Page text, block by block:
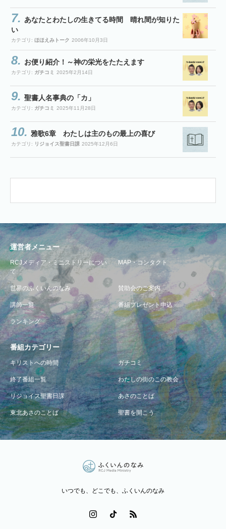
あなたとわたしの生きてる時間 晴れ間が知りた
い
カテゴリ: ほほえみトーク 2006年10月3日
お便り紹介！～神の栄光をたたえます
カテゴリ: ガチコミ 2025年2月14日
聖書人名事典の「カ」
カテゴリ: ガチコミ 2025年11月28日
雅歌6章 わたしは主のもの最上の喜び
カテゴリ: リジョイス聖書日課 2025年12月6日
運営者メニュー
RCJメディア・ミニストリーについ
て
MAP・コンタクト
世界のふくいんのなみ 賛助会のご案内
講師一覧 番組プレゼント申込
ランキング
番組カテゴリー
キリストへの時間 ガチコミ
終了番組一覧 わたしの街のこの教会
リジョイス聖書日課 あさのことば
東北あさのことば 聖書を開こう
いつでも、どこでも、ふくいんのなみ